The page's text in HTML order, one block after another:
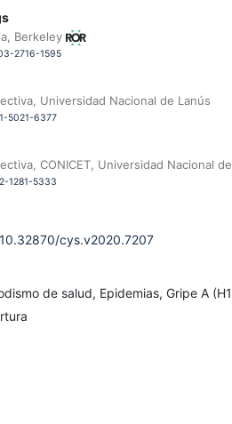
Berkeley
2716-1595
Universidad Nacional de Lanús
5021-6377
CONICET, Universidad Nacional
1281-5333
cys.v2020.7207
de salud, Epidemias, Gripe A